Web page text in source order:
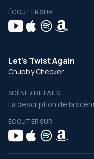
ÉCOUTER SUR
Let's Twist Again
Chubby Checker
SCÈNE / DÉTAILS
La description de la
ÉCOUTER SUR